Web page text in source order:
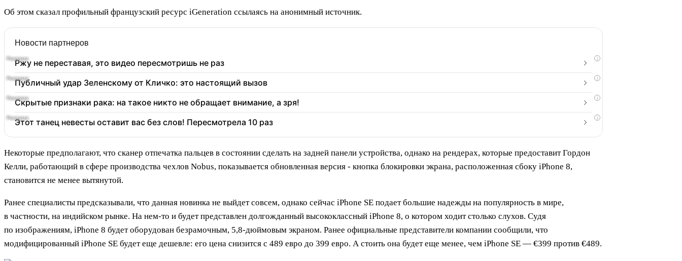
Об этом сказал профильный французский ресурс iGeneration ссылаясь на анонимный источник.
Новости партнеров
i
Ржу не переставая, это видео пересмотришь не раз
i
Публичный удар Зеленскому от Кличко: это настоящий вызов
i
Скрытые признаки рака: на такое никто не обращает внимание, а зря!
i
Этот танец невесты оставит вас без слов! Пересмотрела 10 раз
Некоторые предполагают, что сканер отпечатка пальцев в состоянии сделать на задней панели устройства, однако на рендерах, которые предоставит Гордон
Келли, работающий в сфере производства чехлов Nobus, показывается обновленная версия - кнопка блокировки экрана, расположенная сбоку iPhone 8,
становится не менее вытянутой.
Ранее специалисты предсказывали, что данная новинка не выйдет совсем, однако сейчас iPhone SE подает большие надежды на популярность в мире,
в частности, на индийском рынке. На нем-то и будет представлен долгожданный высококлассный iPhone 8, о котором ходит столько слухов. Судя
по изображениям, iPhone 8 будет оборудован безрамочным, 5,8-дюймовым экраном. Ранее официальные представители компании сообщили, что
модифицированный iPhone SE будет еще дешевле: его цена снизится с 489 евро до 399 евро. А стоить она будет еще менее, чем iPhone SE — €399 против €489.